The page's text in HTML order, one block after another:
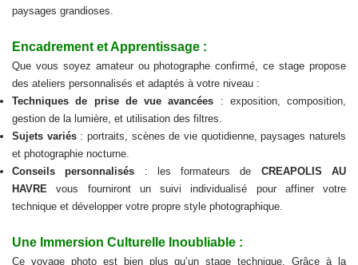
paysages grandioses.
Encadrement et Apprentissage :
Que vous soyez amateur ou photographe confirmé, ce stage propose
des ateliers personnalisés et adaptés à votre niveau :
Techniques de prise de vue avancées : exposition, composition,
gestion de la lumière, et utilisation des filtres.
Sujets variés: portraits, scènes de vie quotidienne, paysages naturels
et photographie nocturne.
Conseils personnalisés : les formateurs de CREAPOLIS AU
HAVRE vous fourniront un suivi individualisé pour affiner votre
technique et développer votre propre style photographique.
Une Immersion Culturelle Inoubliable :
Ce voyage photo est bien plus qu’un stage technique. Grâce à la